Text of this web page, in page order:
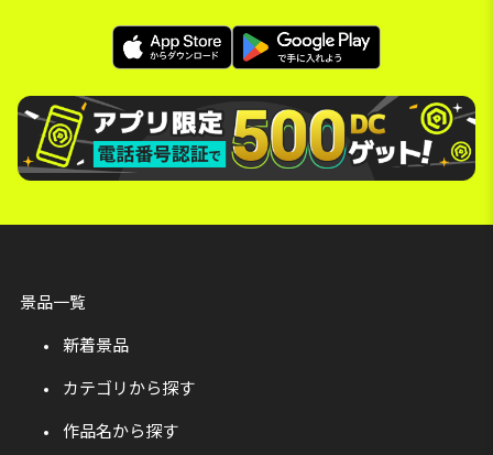
景品一覧
新着景品
カテゴリから探す
作品名から探す